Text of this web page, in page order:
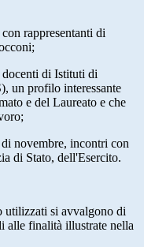
rappresentanti di
di Istituti di
un profilo interessante
e del Laureato e che
novembre, incontri con
di Stato, dell'Esercito.
utilizzati si avvalgono di
alle finalità illustrate nella